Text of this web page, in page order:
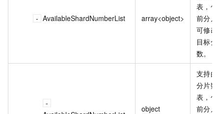
AvailableShardNumberList array<object>
表，包
前分片
可修改
目标分
数。
object
支持的
分片数
表，包
前分片